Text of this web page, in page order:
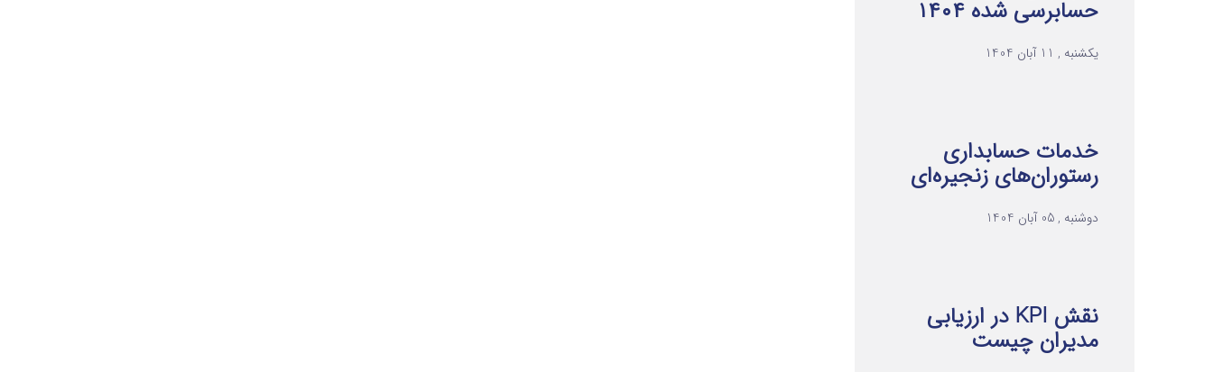
حسابرسی شده ۱۴۰۴
یکشنبه , 11 آبان 1404
خدمات حسابداری
رستوران‌های زنجیره‌ای
دوشنبه , 05 آبان 1404
نقش KPI در ارزیابی
مدیران چیست